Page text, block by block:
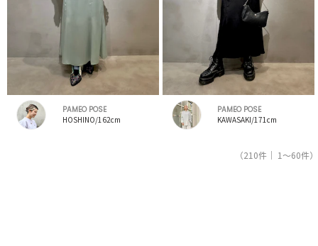
PAMEO POSE
HOSHINO/162cm
PAMEO POSE
KAWASAKI/171cm
（210件｜ 1～60件）